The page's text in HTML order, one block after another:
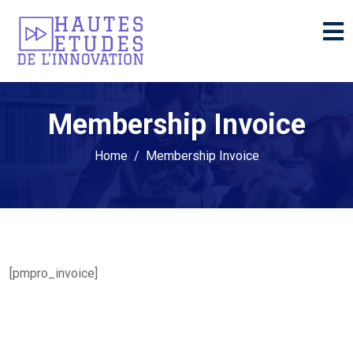
Membership Invoice
Home Membership Invoice
[pmpro_invoice]